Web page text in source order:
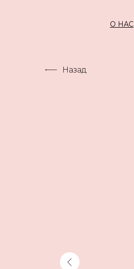
О НАС
Назад